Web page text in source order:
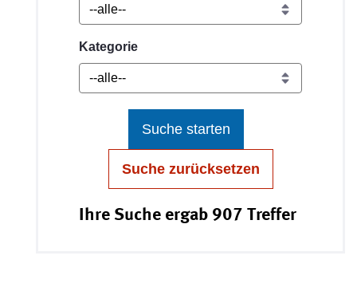
Kategorie
Suche starten
Suche zurücksetzen
Ihre Suche ergab 907 Treffer